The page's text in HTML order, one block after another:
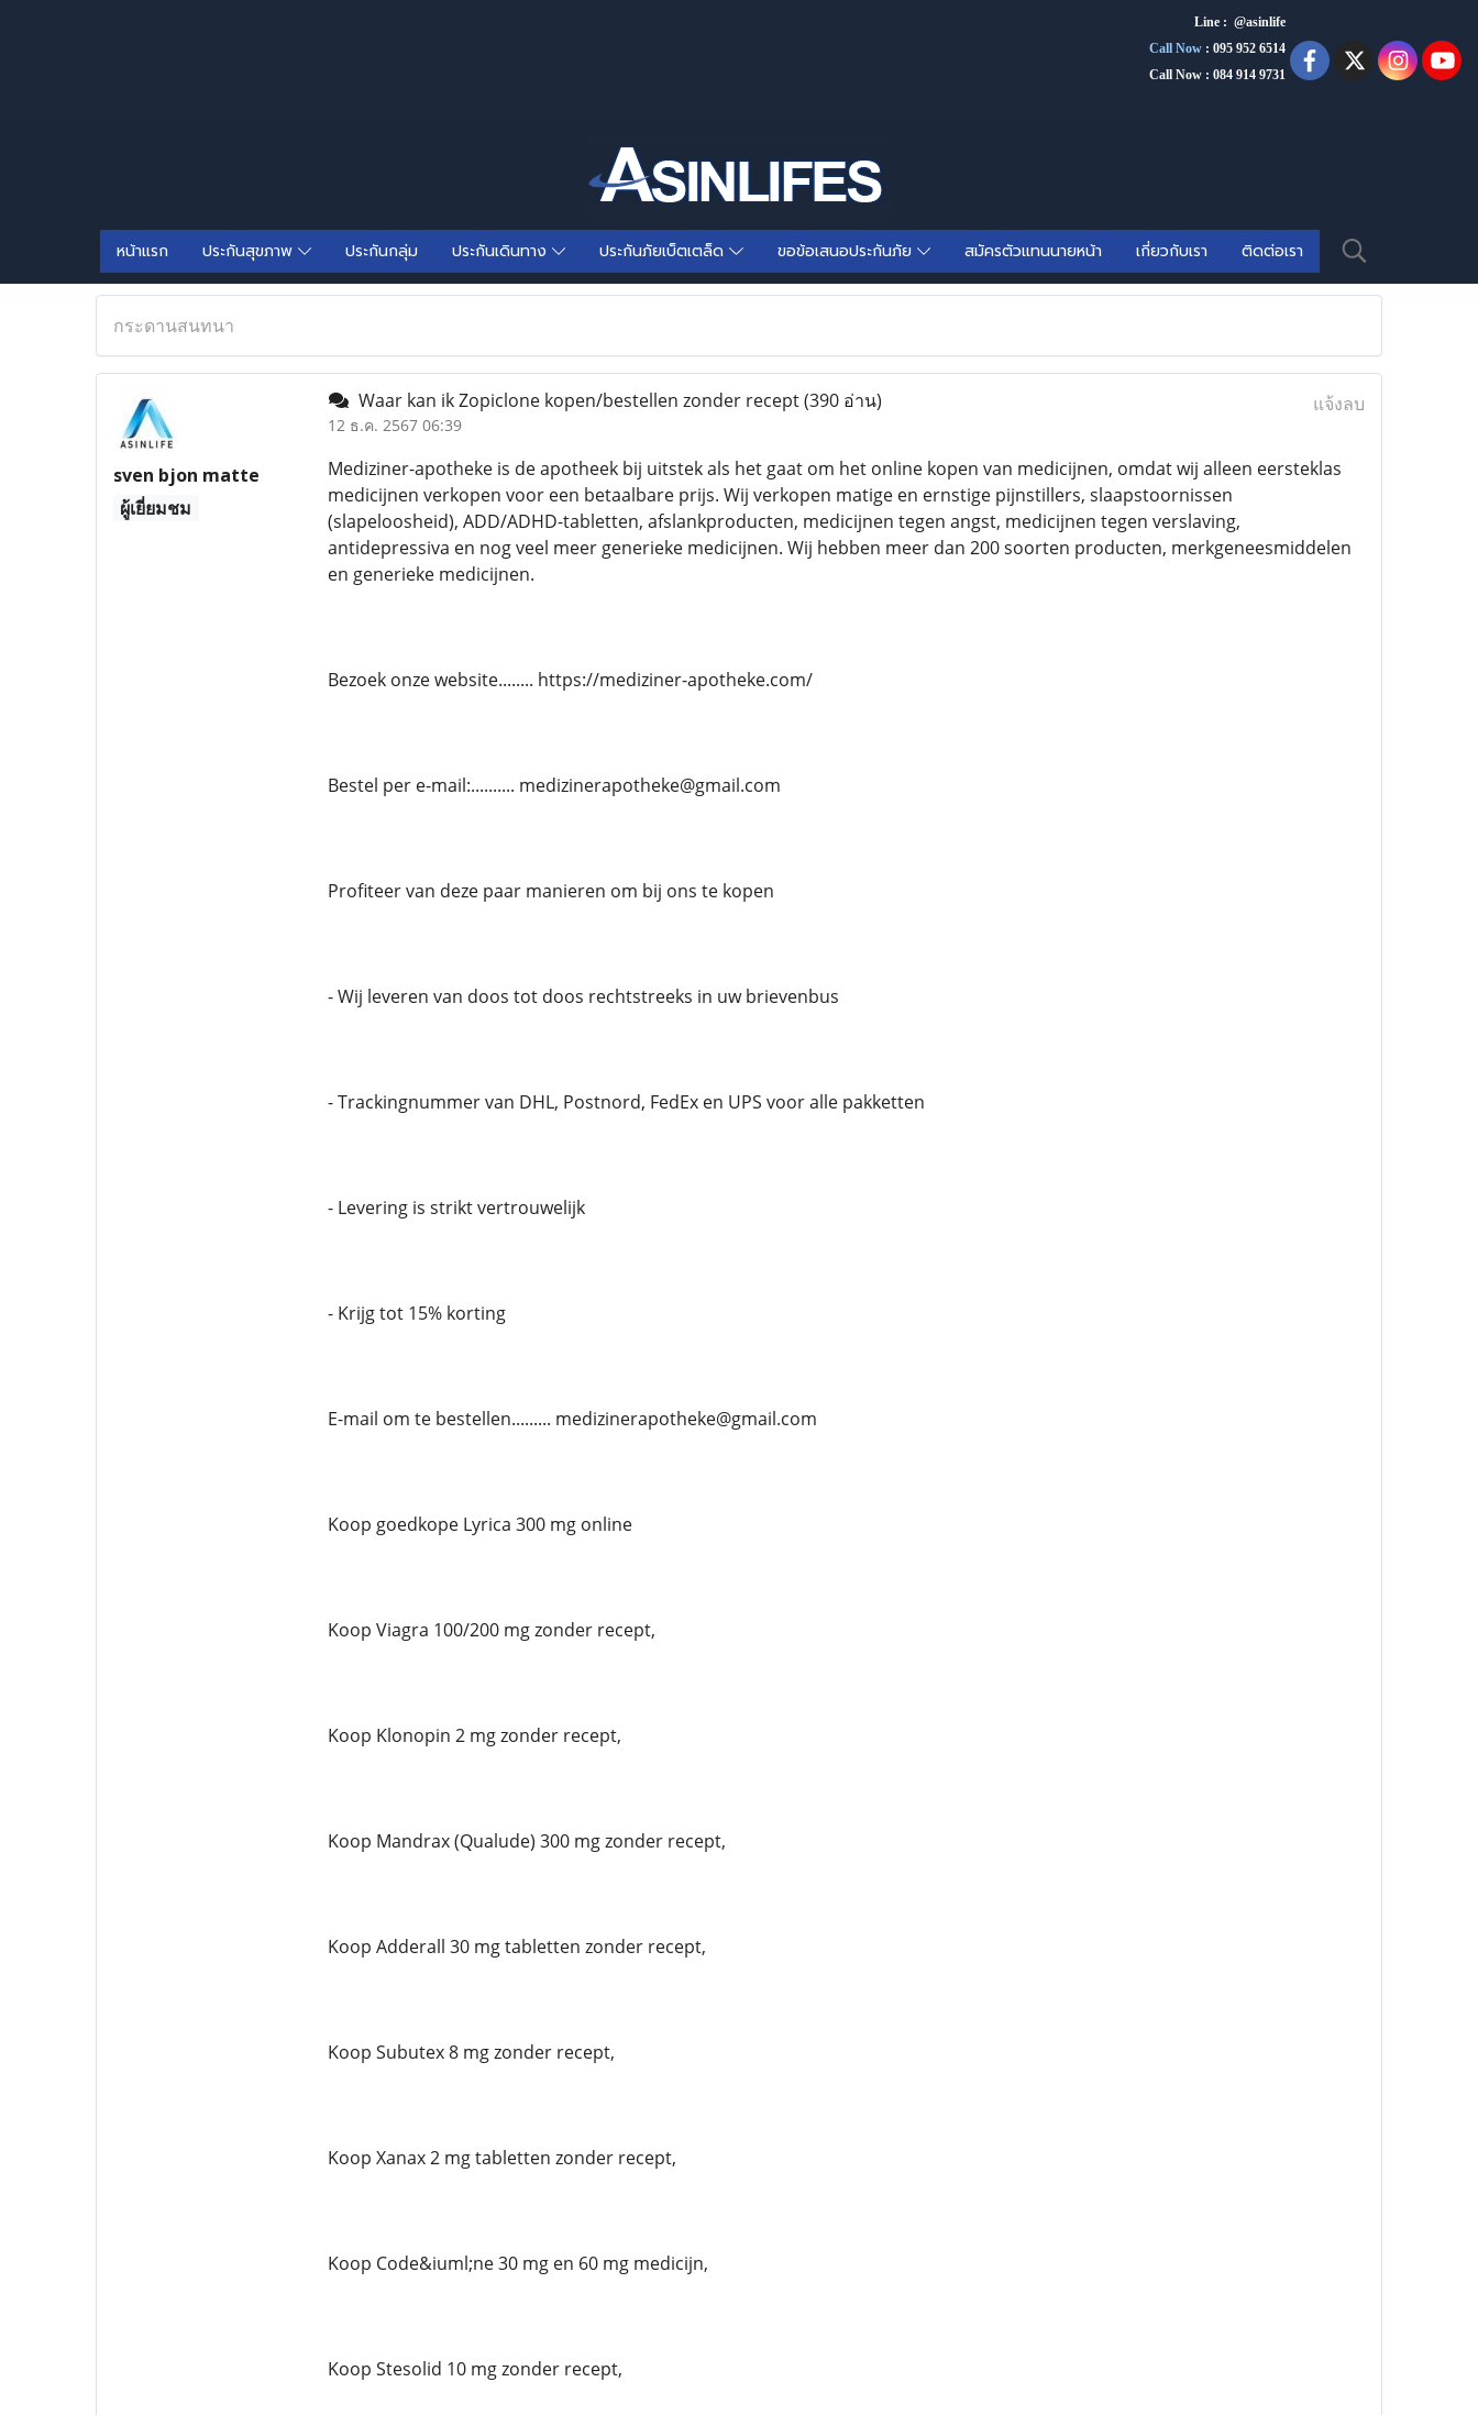
Line : @asinlife
Call Now : 095 952 6514
Call Now : 084 914 9731
หน้าแรก ประกันสุขภาพ ประกันกลุ่ม ประกันเดินทาง ประกันภัยเบ็ตเตล็ด ขอข้อเสนอประกันภัย สมัครตัวแทนนายหน้า เกี่ยวกับเรา ติดต่อเรา
กระดานสนทนา
sven bjon matte
ผู้เยี่ยมชม
Waar kan ik Zopiclone kopen/bestellen zonder recept(390 อ่าน)
12 ธ.ค. 2567 06:39
แจ้งลบ
Mediziner-apotheke is de apotheek bij uitstek als het gaat om het online kopen van medicijnen, omdat wij alleen eersteklas
medicijnen verkopen voor een betaalbare prijs. Wij verkopen matige en ernstige pijnstillers, slaapstoornissen
(slapeloosheid), ADD/ADHD-tabletten, afslankproducten, medicijnen tegen angst, medicijnen tegen verslaving,
antidepressiva en nog veel meer generieke medicijnen. Wij hebben meer dan 200 soorten producten, merkgeneesmiddelen
en generieke medicijnen.
Bezoek onze website........ https://mediziner-apotheke.com/
Bestel per e-mail:.......... medizinerapotheke@gmail.com
Profiteer van deze paar manieren om bij ons te kopen
- Wij leveren van doos tot doos rechtstreeks in uw brievenbus
- Trackingnummer van DHL, Postnord, FedEx en UPS voor alle pakketten
- Levering is strikt vertrouwelijk
- Krijg tot 15% korting
E-mail om te bestellen......... medizinerapotheke@gmail.com
Koop goedkope Lyrica 300 mg online
Koop Viagra 100/200 mg zonder recept,
Koop Klonopin 2 mg zonder recept,
Koop Mandrax (Qualude) 300 mg zonder recept,
Koop Adderall 30 mg tabletten zonder recept,
Koop Subutex 8 mg zonder recept,
Koop Xanax 2 mg tabletten zonder recept,
Koop Code&iuml;ne 30 mg en 60 mg medicijn,
Koop Stesolid 10 mg zonder recept,